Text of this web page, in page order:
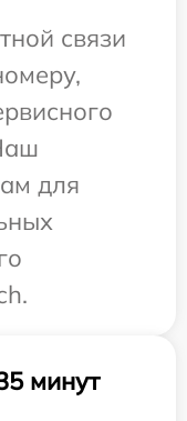
связи
для
минут